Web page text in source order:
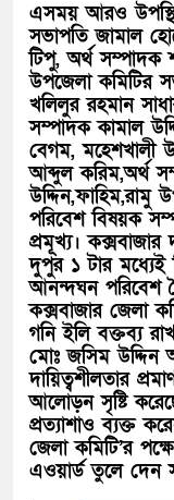
এসময় আরও
সভাপতি জামাল
টিপু, অর্থ
উপজেলা কমিটির
খলিলুর রহমান
সম্পাদক কামাল
বেগম, মহেশখালী
আব্দুল করিম,অর্থ
পরিবেশ বিষয়ক
প্রমূখ্য। কক্সবাজার
দুপুর ১ টার মধ্যেই
আনন্দঘন পরিবেশ
কক্সবাজার জেলা
গনি ইলি বক্তব্য
মোঃ জসিম উদ্দিন
দায়িত্বশীলতার
আলোড়ন সৃষ্টি
প্রত্যাশাও ব্যক্ত
জেলা কমিটি’র
এওয়ার্ড তুলে দেন